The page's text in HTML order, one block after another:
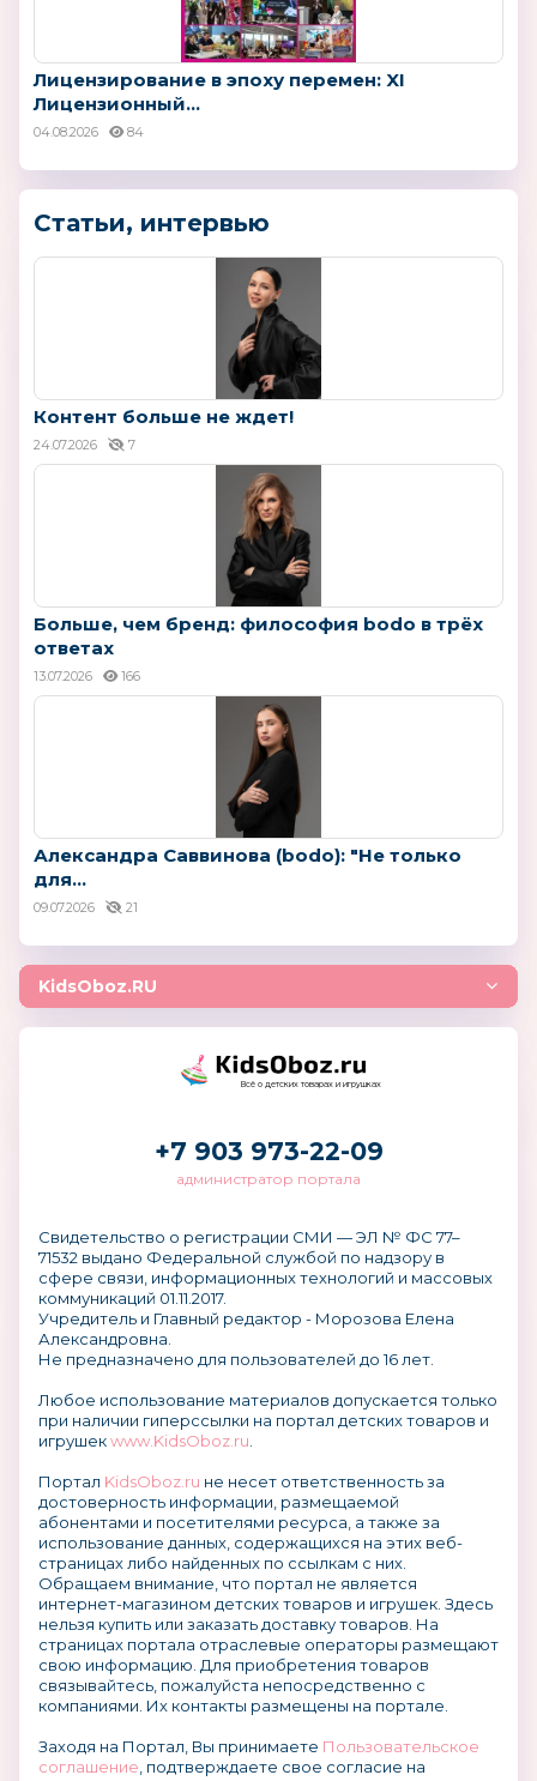
Лицензирование в эпоху перемен: XI
Лицензионный...
04.08.2026 84
Статьи, интервью
Контент больше не ждет!
24.07.2026 7
Больше, чем бренд: философия bodo в трёх
ответах
13.07.2026 166
Александра Саввинова (bodo): "Не только
для...
09.07.2026 21
KidsOboz.RU
Всё о детских товарах и игрушках
+7 903 973-22-09
администратор портала
Свидетельство о регистрации СМИ — ЭЛ № ФС 77–
71532 выдано Федеральной службой по надзору в
сфере связи, информационных технологий и массовых
коммуникаций 01.11.2017.
Учредитель и Главный редактор - Морозова Елена
Александровна.
Не предназначено для пользователей до 16 лет.
Любое использование материалов допускается только
при наличии гиперссылки на портал детских товаров и
игрушекwww.KidsOboz.ru
Портал KidsOboz.ru не несет ответственность за
достоверность информации, размещаемой
абонентами и посетителями ресурса, а также за
использование данных, содержащихся на этих веб-
страницах либо найденных по ссылкам с них.
Обращаем внимание, что портал не является
интернет-магазином детских товаров и игрушек. Здесь
нельзя купить или заказать доставку товаров. На
страницах портала отраслевые операторы размещают
свою информацию. Для приобретения товаров
связывайтесь, пожалуйста непосредственно с
компаниями. Их контакты размещены на портале.
Заходя на Портал, Вы принимаете Пользовательское
соглашение , подтверждаете свое согласие на